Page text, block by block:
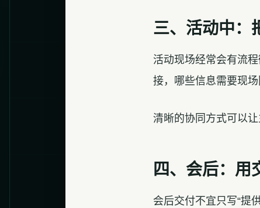
三、活动中：
活动现场经常会有流
接，哪些信息需要现
清晰的协同方式可以
四、会后：用
会后交付不宜只写“提